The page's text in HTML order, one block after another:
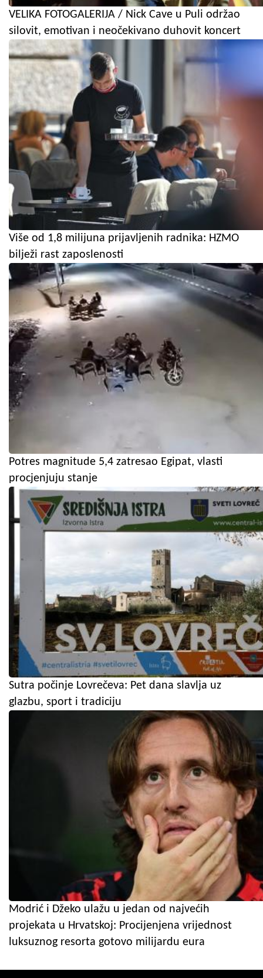
VELIKA FOTOGALERIJA / Nick Cave u Puli održao
silovit, emotivan i neočekivano duhovit koncert
Više od 1,8 milijuna prijavljenih radnika: HZMO
bilježi rast zaposlenosti
Potres magnitude 5,4 zatresao Egipat, vlasti
procjenjuju stanje
Sutra počinje Lovrečeva: Pet dana slavlja uz
glazbu, sport i tradiciju
Modrić i Džeko ulažu u jedan od najvećih
projekata u Hrvatskoj: Procijenjena vrijednost
luksuznog resorta gotovo milijardu eura